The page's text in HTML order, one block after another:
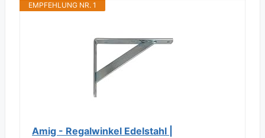
EMPFEHLUNG NR. 1
Amig - Regalwinkel Edelstahl |